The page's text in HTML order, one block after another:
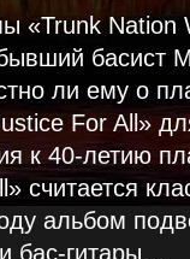
«Trunk Nation
басист
ли ему о
For All»
к 40-летию
считается
альбом
бас-гитары…